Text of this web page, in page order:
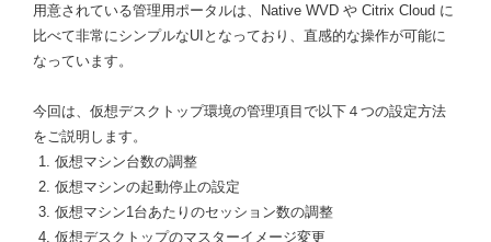
用意されている管理用ポータルは、Native WVD や Citrix Cloud に
比べて非常にシンプルなUIとなっており、直感的な操作が可能に
なっています。
今回は、仮想デスクトップ環境の管理項目で以下４つの設定方法
をご説明します。
仮想マシン台数の調整
仮想マシンの起動停止の設定
仮想マシン1台あたりのセッション数の調整
仮想デスクトップのマスターイメージ変更